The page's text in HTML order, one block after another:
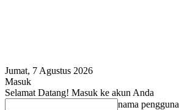
Jumat, 7 Agustus 2026
Masuk
Selamat Datang! Masuk ke akun Anda
nama pengguna